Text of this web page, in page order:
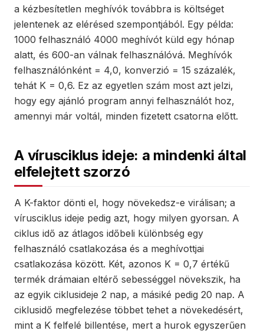
a kézbesítetlen meghívók továbbra is költséget
jelentenek az elérésed szempontjából. Egy példa:
1000 felhasználó 4000 meghívót küld egy hónap
alatt, és 600-an válnak felhasználóvá. Meghívók
felhasználónként = 4,0, konverzió = 15 százalék,
tehát K = 0,6. Ez az egyetlen szám most azt jelzi,
hogy egy ajánló program annyi felhasználót hoz,
amennyi már voltál, minden fizetett csatorna előtt.
A vírusciklus ideje: a mindenki által
elfelejtett szorzó
A K-faktor dönti el, hogy növekedsz-e virálisan; a
vírusciklus ideje pedig azt, hogy milyen gyorsan. A
ciklus idő az átlagos időbeli különbség egy
felhasználó csatlakozása és a meghívottjai
csatlakozása között. Két, azonos K = 0,7 értékű
termék drámaian eltérő sebességgel növekszik, ha
az egyik ciklusideje 2 nap, a másiké pedig 20 nap. A
ciklusidő megfelezése többet tehet a növekedésért,
mint a K felfelé billentése, mert a hurok egyszerűen